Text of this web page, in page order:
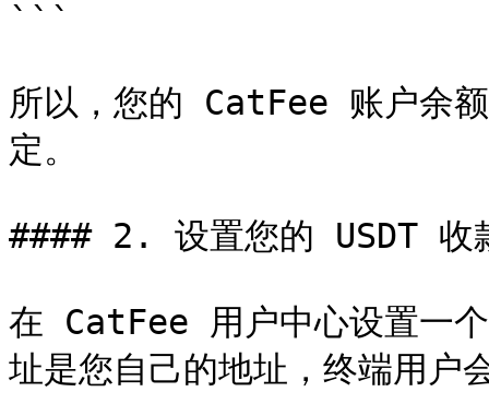
```
所以，您的 CatFee 账户余
定。
#### 2. 设置您的 USDT 收
在 CatFee 用户中心设置一
址是您自己的地址，终端用户